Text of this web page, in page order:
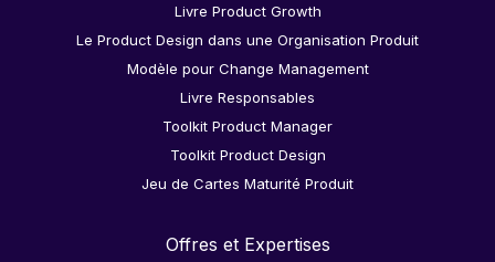
Livre Product Growth
Le Product Design dans une Organisation Produit
Modèle pour Change Management
Livre Responsables
Toolkit Product Manager
Toolkit Product Design
Jeu de Cartes Maturité Produit
Offres et Expertises